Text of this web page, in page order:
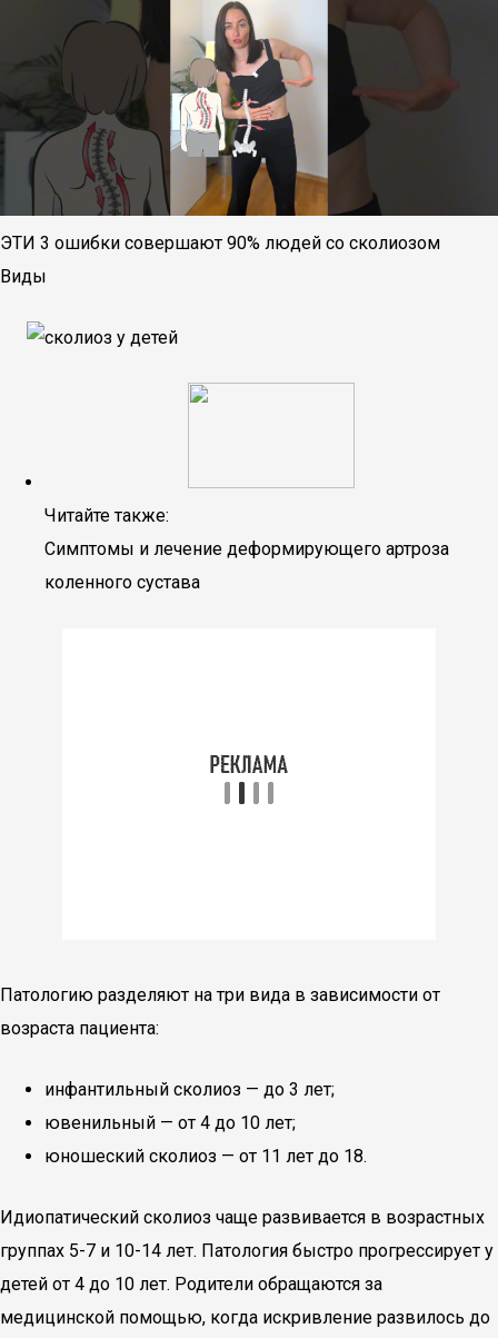
ЭТИ 3 ошибки совершают 90% людей со сколиозом
Виды
Читайте также:
Симптомы и лечение деформирующего артроза
коленного сустава
Патологию разделяют на три вида в зависимости от
возраста пациента:
инфантильный сколиоз — до 3 лет;
ювенильный — от 4 до 10 лет;
юношеский сколиоз — от 11 лет до 18.
Идиопатический сколиоз чаще развивается в возрастных
группах 5-7 и 10-14 лет. Патология быстро прогрессирует у
детей от 4 до 10 лет. Родители обращаются за
медицинской помощью, когда искривление развилось до